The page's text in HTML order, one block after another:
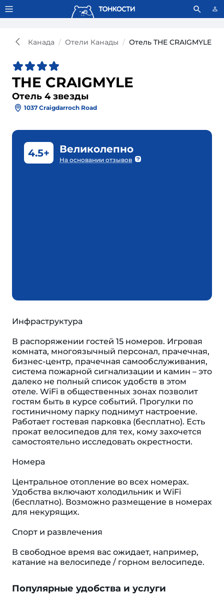
Тонкости используют сookie-файлы. Что это значит?
Канада Отели Канады Отель THE CRAIGMYLE 4*
THE CRAIGMYLE
Отель 4 звезды
1037 Craigdarroch Road
4.5+ Великолепно
На основании отзывов
Инфраструктура
В распоряжении гостей 15 номеров. Игровая
комната, многоязычный персонал, прачечная,
бизнес-центр, прачечная самообслуживания,
система пожарной сигнализации и камин – это
далеко не полный список удобств в этом
отеле. WiFi в общественных зонах позволит
гостям быть в курсе событий. Прогулки по
гостиничному парку поднимут настроение.
Работает гостевая парковка (бесплатно). Есть
прокат велосипедов для тех, кому захочется
самостоятельно исследовать окрестности.
Номера
Центральное отопление во всех номерах.
Удобства включают холодильник и WiFi
(бесплатно). Возможно размещение в номерах
для некурящих.
Спорт и развлечения
В свободное время вас ожидает, например,
катание на велосипеде / горном велосипеде.
Популярные удобства и услуги